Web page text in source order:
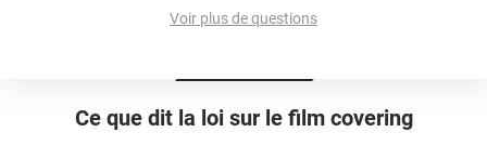
Ce que dit la loi sur le film covering
avant jusqu'au bas du parechoc arrière, en passant par le
pose
Le covering protège la peinture d'origine, pour la garder en
covering 3D
Voir plus de questions